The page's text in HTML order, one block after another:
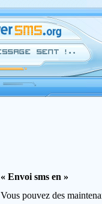
« Envoi sms en »
Vous pouvez des